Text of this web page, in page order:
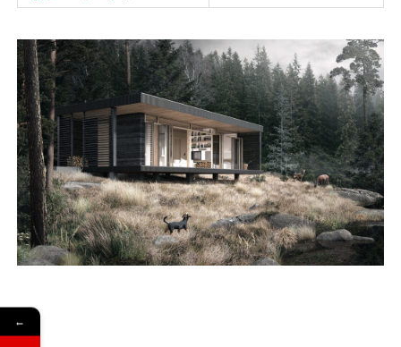
БУДІВНИЦТВО БУДИНКІВ
З
АББ”ТВІЙ ПРОЕКТ”
Замовити будівництво
←